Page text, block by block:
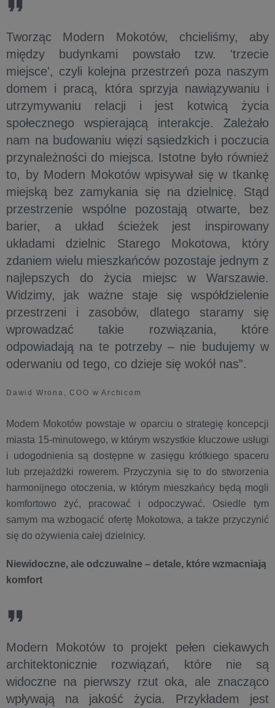
Tworząc Modern Mokotów, chcieliśmy, aby
między budynkami powstało tzw. 'trzecie
miejsce', czyli kolejna przestrzeń poza naszym
domem i pracą, która sprzyja nawiązywaniu i
utrzymywaniu relacji i jest kotwicą życia
społecznego wspierającą interakcje. Zależało
nam na budowaniu więzi sąsiedzkich i poczucia
przynależności do miejsca. Istotne było również
to, by Modern Mokotów wpisywał się w tkankę
miejską bez zamykania się na dzielnicę. Stąd
przestrzenie wspólne pozostają otwarte, bez
barier, a układ ścieżek jest inspirowany
układami dzielnic Starego Mokotowa, który
zdaniem wielu mieszkańców pozostaje jednym z
najlepszych do życia miejsc w Warszawie.
Widzimy, jak ważne staje się współdzielenie
przestrzeni i zasobów, dlatego staramy się
wprowadzać takie rozwiązania, które
odpowiadają na te potrzeby – nie budujemy w
oderwaniu od tego, co dzieje się wokół nas”.
Dawid Wrona, COO w Archicom
Modern Mokotów powstaje w oparciu o strategię koncepcji
miasta 15-minutowego, w którym wszystkie kluczowe usługi
i udogodnienia są dostępne w zasięgu krótkiego spaceru
lub przejażdżki rowerem. Przyczynia się to do stworzenia
harmonijnego otoczenia, w którym mieszkańcy będą mogli
komfortowo żyć, pracować i odpoczywać. Osiedle tym
samym ma wzbogacić ofertę Mokotowa, a także przyczynić
się do ożywienia całej dzielnicy.
Niewidoczne, ale odczuwalne – detale, które wzmacniają
komfort
Modern Mokotów to projekt pełen ciekawych
architektonicznie rozwiązań, które nie są
widoczne na pierwszy rzut oka, ale znacząco
wpływają na jakość życia. Przykładem jest